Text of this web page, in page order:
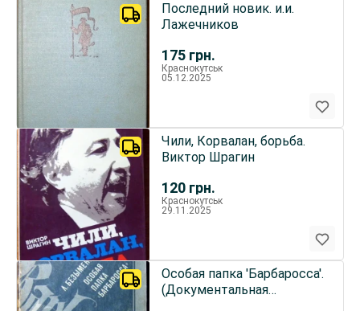
175 грн.
Последний новик. и.и.
Лажечников
Краснокутськ
05.12.2025
120 грн.
Чили, Корвалан, борьба.
Виктор Шрагин
Краснокутськ
29.11.2025
Особая папка 'Барбаросса'.
(Документальная